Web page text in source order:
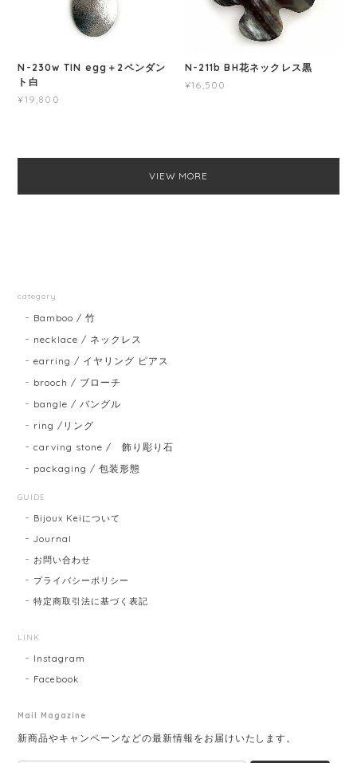
N-230w TIN egg＋2ペンダン
ト白
¥19,800
N-211b BH花ネックレス黒
¥16,500
VIEW MORE
category
Bamboo / 竹
necklace / ネックレス
earring / イヤリング ピアス
brooch / ブローチ
bangle / バングル
ring /リング
carving stone / 飾り彫り石
packaging / 包装形態
GUIDE
Bijoux Keiについて
Journal
お問い合わせ
プライバシーポリシー
特定商取引法に基づく表記
LINK
Instagram
Facebook
Mail Magazine
新商品やキャンペーンなどの最新情報をお届けいたします。